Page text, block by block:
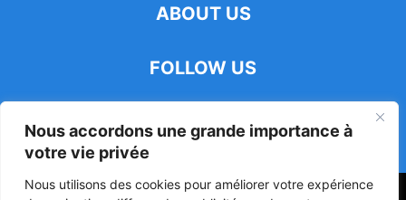
Nous accordons une grande importance à
votre vie privée
Nous utilisons des cookies pour améliorer votre expérience
ABOUT US
FOLLOW US